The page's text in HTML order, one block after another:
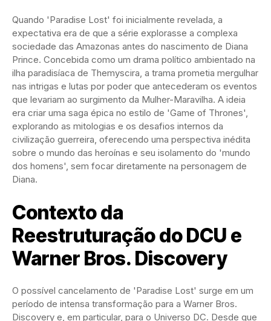
Quando 'Paradise Lost' foi inicialmente revelada, a
expectativa era de que a série explorasse a complexa
sociedade das Amazonas antes do nascimento de Diana
Prince. Concebida como um drama político ambientado na
ilha paradisíaca de Themyscira, a trama prometia mergulhar
nas intrigas e lutas por poder que antecederam os eventos
que levariam ao surgimento da Mulher-Maravilha. A ideia
era criar uma saga épica no estilo de 'Game of Thrones',
explorando as mitologias e os desafios internos da
civilização guerreira, oferecendo uma perspectiva inédita
sobre o mundo das heroínas e seu isolamento do 'mundo
dos homens', sem focar diretamente na personagem de
Diana.
Contexto da
Reestruturação do DCU e
Warner Bros. Discovery
O possível cancelamento de 'Paradise Lost' surge em um
período de intensa transformação para a Warner Bros.
Discovery e, em particular, para o Universo DC. Desde que